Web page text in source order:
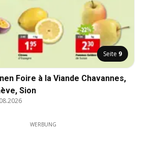
Seite 9
Foire à la Viande Chavannes,
Sion
WERBUNG